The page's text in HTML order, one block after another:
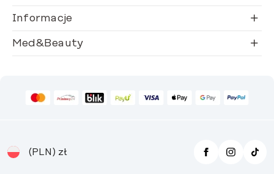
Informacje
Med&Beauty
(PLN) zł